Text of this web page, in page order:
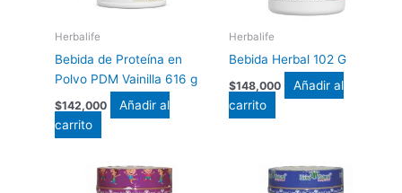
Herbalife
Bebida de Proteína en
Polvo PDM Vainilla 616 g
$142,000
Añadir al
carrito
Herbalife
Bebida Herbal 102 G
$148,000
Añadir al
carrito